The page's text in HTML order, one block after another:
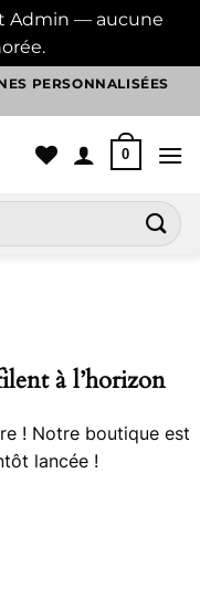
Admin — aucune
PERSONNALISÉES
0
à l’horizon
! Notre boutique est
lancée !